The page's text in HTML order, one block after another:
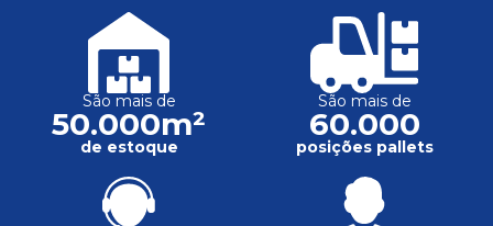
São mais de
50.000m²
de estoque
São mais de
60.000
posições pallets